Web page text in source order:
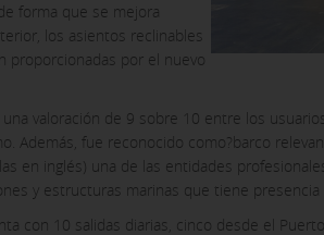
forma que se mejora
los asientos reclinables
proporcionadas por el nuevo
valoración de 9 sobre 10 entre los
Además, fue reconocido como?barco
en inglés) una de las entidades
y estructuras marinas que tiene presencia
con 10 salidas diarias, cinco desde el